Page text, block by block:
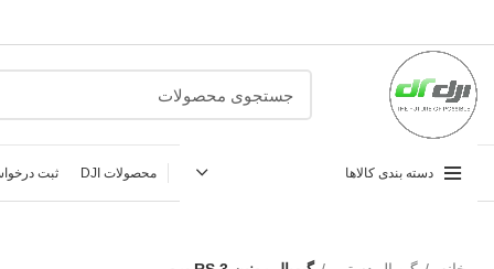
دسته بندی کالاها محصولات DJI ثبت